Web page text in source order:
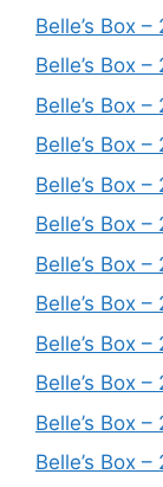
Belle’s Box –
Belle’s Box –
Belle’s Box –
Belle’s Box –
Belle’s Box –
Belle’s Box –
Belle’s Box –
Belle’s Box –
Belle’s Box –
Belle’s Box –
Belle’s Box –
Belle’s Box –